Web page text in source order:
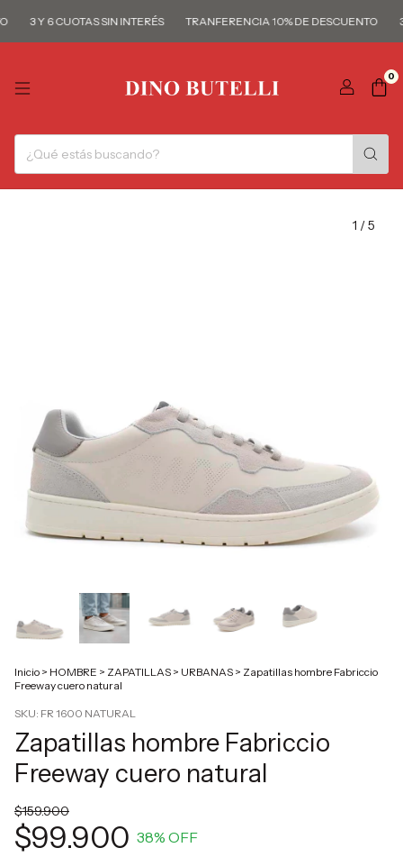
3 Y 6 CUOTAS SIN INTERÉS TRANFERENCIA 10% DE DESCUENTO
0
1 /5
Inicio > HOMBRE > ZAPATILLAS > URBANAS > Zapatillas hombre Fabriccio
Freeway cuero natural
SKU: FR 1600 NATURAL
Zapatillas hombre Fabriccio
Freeway cuero natural
$159.900
$99.900 38% OFF